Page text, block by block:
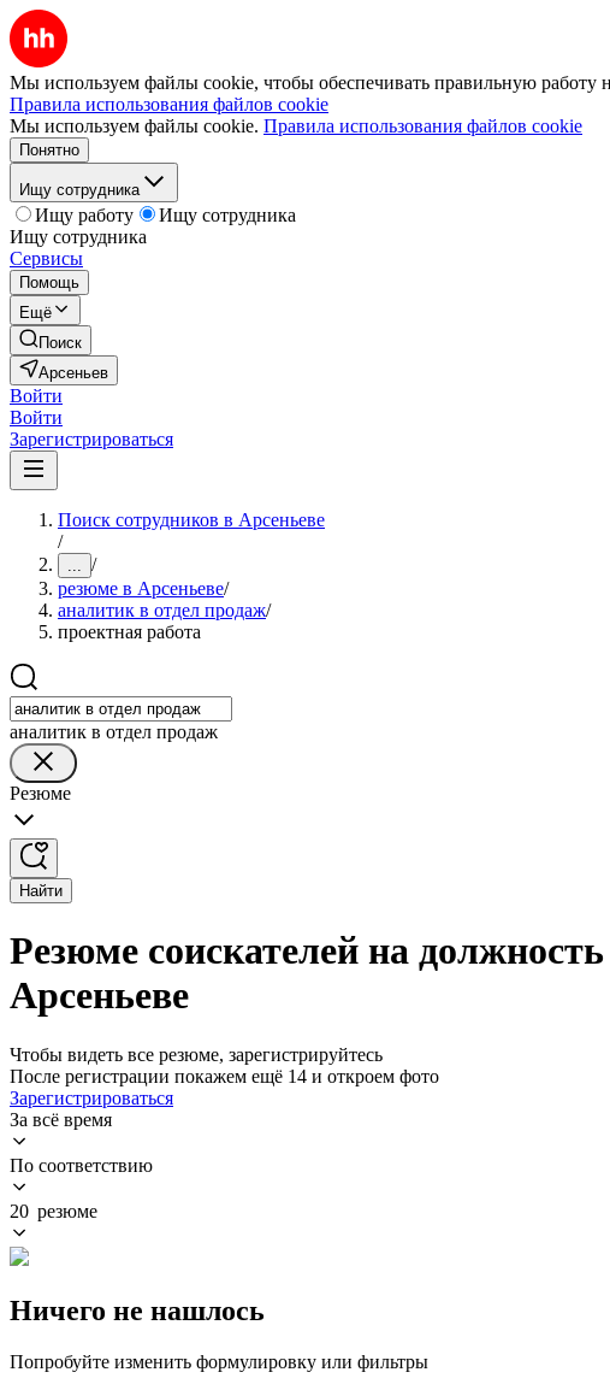
Мы используем файлы cookie, чтобы обеспечивать правильную работу
Правила использования файлов cookie
Мы используем файлы cookie. Правила использования файлов cookie
Понятно
Ищу сотрудника
Ищу работу
Ищу сотрудника
Ищу сотрудника
Сервисы
Помощь
Ещё
Поиск
Арсеньев
Войти
Войти
Зарегистрироваться
Поиск сотрудников в Арсеньеве
/
... /
резюме в Арсеньеве/
аналитик в отдел продаж/
проектная работа
аналитик в отдел продаж
Резюме
Найти
Резюме соискателей на
Арсеньеве
Чтобы видеть все резюме, зарегистрируйтесь
После регистрации покажем ещё 14 и откроем фото
Зарегистрироваться
За всё время
По соответствию
20 резюме
Ничего не нашлось
Попробуйте изменить формулировку или фильтры